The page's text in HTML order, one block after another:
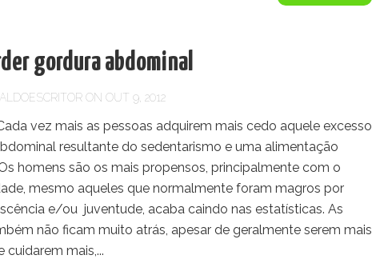
gordura abdominal
ON OUT 9, 2012
vez mais as pessoas adquirem mais cedo aquele excesso
resultante do sedentarismo e uma alimentação
homens são os mais propensos, principalmente com o
mesmo aqueles que normalmente foram magros por
e/ou juventude, acaba caindo nas estatísticas. As
não ficam muito atrás, apesar de geralmente serem mais
cuidarem mais,...